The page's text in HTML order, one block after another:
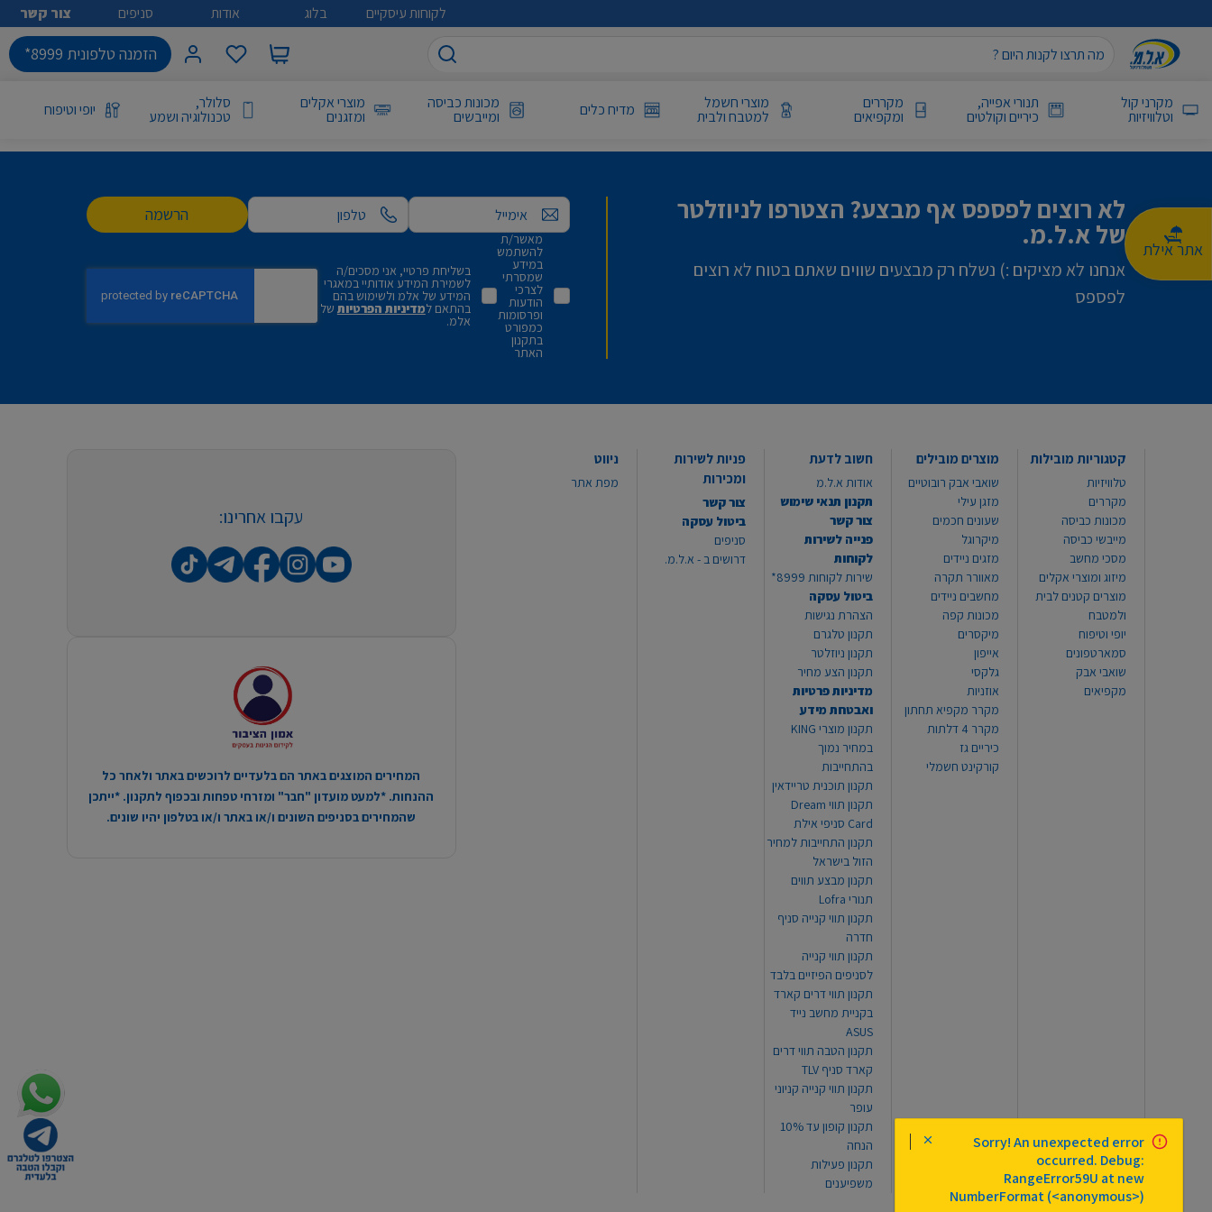
אתר אילת
לקוחות עיסקיים בלוג אודות סניפים צור קשר
הזמנה טלפונית 8999*
מקרני קול
וטלוויזיות
תנורי אפייה,
כיריים וקולטים
מקררים
ומקפיאים
מוצרי חשמל
למטבח ולבית מדיח כלים מכונות כביסה
ומייבשים
מוצרי אקלים
ומזגנים
סלולר,
טכנולוגיה ושמע יופי וטיפוח
לא רוצים לפספס אף מבצע? הצטרפו לניוזלטר
של א.ל.מ.
אנחנו לא מציקים :) נשלח רק מבצעים שווים שאתם בטוח לא רוצים
לפספס
אימייל הרשמה
מאשר/ת
להשתמש
במידע
שמסרתי
לצרכי
הודעות
ופרסומות
כמפורט
בתקנון
האתר
בשליחת פרטיי, אני מסכים/ה
לשמירת המידע אודותיי במאגרי
המידע של אלמ ולשימוש בהם
בהתאם למדיניות הפרטיות של
אלמ.
קטגוריות מובילות
טלוויזיות
מקררים
מכונות כביסה
מייבשי כביסה
מסכי מחשב
מיזוג ומוצרי אקלים
מוצרים קטנים לבית
ולמטבח
יופי וטיפוח
סמארטפונים
שואבי אבק
מקפיאים
מוצרים מובילים
שואבי אבק רובוטיים
מזגן עילי
שעונים חכמים
מיקרוגל
מזגים ניידים
מאוורר תקרה
מחשבים ניידים
מכונות קפה
מיקסרים
אייפון
גלקסי
אוזניות
מקרר מקפיא תחתון
מקרר 4 דלתות
כיריים גז
קורקינט חשמלי
חשוב לדעת
אודות א.ל.מ
תקנון תנאי שימוש
צור קשר
פנייה לשירות
לקוחות
שירות לקוחות 8999*
ביטול עסקה
הצהרת נגישות
תקנון טלגרם
תקנון ניוזלטר
תקנון הצע מחיר
מדיניות פרטיות
ואבטחת מידע
תקנון מוצרי KING
במחיר נמוך
בהתחייבות
תקנון תוכנית טריידאין
תקנון תווי Dream
Card סניפי אילת
תקנון התחייבות למחיר
הזול בישראל
תקנון מבצע תווים
תנורי Lofra
תקנון תווי קנייה סניף
חדרה
תקנון תווי קנייה
לסניפים הפיזיים בלבד
תקנון תווי דרים קארד
בקניית מחשב נייד
ASUS
תקנון הטבה תווי דרים
קארד סניף TLV
תקנון תווי קנייה קניוני
עופר
תקנון קופון עד 10%
הנחה
תקנון פעילות
משפיענים
פניות לשירות
ומכירות
צור קשר
ביטול עסקה
סניפים
דרושים ב - א.ל.מ.
ניווט
מפת אתר
עקבו אחרינו:
המחירים המוצגים באתר הם בלעדיים לרוכשים באתר ולאחר כל
ההנחות. *למעט מועדון "חבר" ומזרחי טפחות ובכפוף לתקנון. *ייתכן
שהמחירים בסניפים השונים ו/או באתר ו/או בטלפון יהיו שונים.
Sorry! An unexpected error
occurred. Debug:
RangeError59U at new
NumberFormat (<anonymous>)